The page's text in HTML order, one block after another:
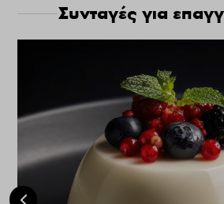
Συνταγές για